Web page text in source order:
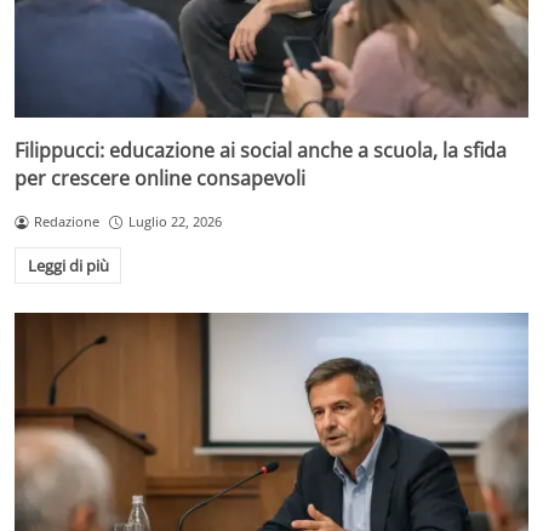
Filippucci: educazione ai social anche a scuola, la sfida
per crescere online consapevoli
Redazione Luglio 22, 2026
Leggi di più